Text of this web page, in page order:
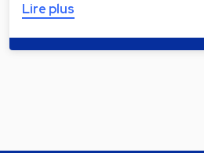
Lire plus